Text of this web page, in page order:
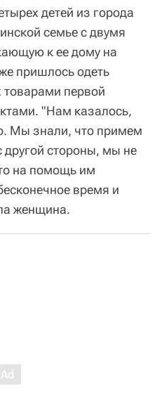
детей из города
семье с двумя
к ее дому на
пришлось одеть
товарами первой
"Нам казалось,
Мы знали, что примем
стороны, мы не
на помощь им
время и
женщина.